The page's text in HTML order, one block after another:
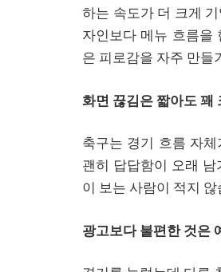
하는 속도가 더 크게
자인보다 메뉴 흐름을
은 피로감을 자주 만들
화면 끊김은 짧아도 꽤
축구는 경기 흐름 자
괜히 답답함이 오래 남
이 보는 사람이 적지
광고보다 불편한 것은